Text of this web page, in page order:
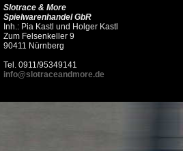
Slotrace & More
Spielwarenhandel GbR
Inh.: Pia Kastl und Holger Kastl
Zum Felsenkeller 9
90411 Nürnberg
Tel. 0911/95349141
info@slotraceandmore.de